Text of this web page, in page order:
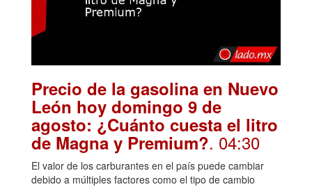
Precio de la gasolina en Nuevo
León hoy domingo 9 de
agosto: ¿Cuánto cuesta el litro
de Magna y Premium?. 04:30
El valor de los carburantes en el país puede cambiar
debido a múltiples factores como el tipo de cambio